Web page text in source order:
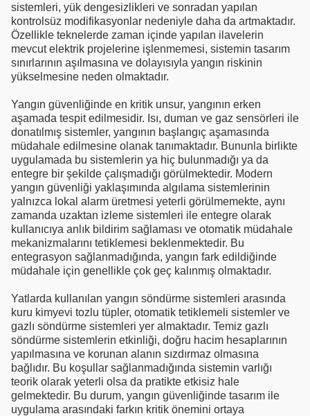
sistemleri, yük dengesizlikleri ve sonradan yapılan
kontrolsüz modifikasyonlar nedeniyle daha da artmaktadır.
Özellikle teknelerde zaman içinde yapılan ilavelerin
mevcut elektrik projelerine işlenmemesi, sistemin tasarım
sınırlarının aşılmasına ve dolayısıyla yangın riskinin
yükselmesine neden olmaktadır.
Yangın güvenliğinde en kritik unsur, yangının erken
aşamada tespit edilmesidir. Isı, duman ve gaz sensörleri ile
donatılmış sistemler, yangının başlangıç aşamasında
müdahale edilmesine olanak tanımaktadır. Bununla birlikte
uygulamada bu sistemlerin ya hiç bulunmadığı ya da
entegre bir şekilde çalışmadığı görülmektedir. Modern
yangın güvenliği yaklaşımında algılama sistemlerinin
yalnızca lokal alarm üretmesi yeterli görülmemekte, aynı
zamanda uzaktan izleme sistemleri ile entegre olarak
kullanıcıya anlık bildirim sağlaması ve otomatik müdahale
mekanizmalarını tetiklemesi beklenmektedir. Bu
entegrasyon sağlanmadığında, yangın fark edildiğinde
müdahale için genellikle çok geç kalınmış olmaktadır.
Yatlarda kullanılan yangın söndürme sistemleri arasında
kuru kimyevi tozlu tüpler, otomatik tetiklemeli sistemler ve
gazlı söndürme sistemleri yer almaktadır. Temiz gazlı
söndürme sistemlerin etkinliği, doğru hacim hesaplarının
yapılmasına ve korunan alanın sızdırmaz olmasına
bağlıdır. Bu koşullar sağlanmadığında sistemin varlığı
teorik olarak yeterli olsa da pratikte etkisiz hale
gelmektedir. Bu durum, yangın güvenliğinde tasarım ile
uygulama arasındaki farkın kritik önemini ortaya